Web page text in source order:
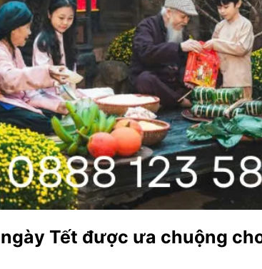
Tết được ưa chuộng